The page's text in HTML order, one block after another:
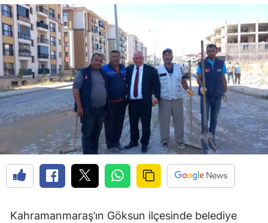
Kahramanmaraş’ın Göksun ilçesinde belediye